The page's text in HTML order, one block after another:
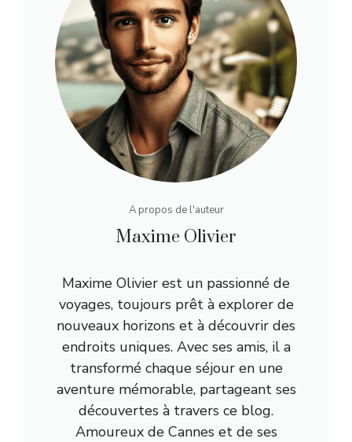
A propos de l'auteur
Maxime Olivier
Maxime Olivier est un passionné de
voyages, toujours prêt à explorer de
nouveaux horizons et à découvrir des
endroits uniques. Avec ses amis, il a
transformé chaque séjour en une
aventure mémorable, partageant ses
découvertes à travers ce blog.
Amoureux de Cannes et de ses